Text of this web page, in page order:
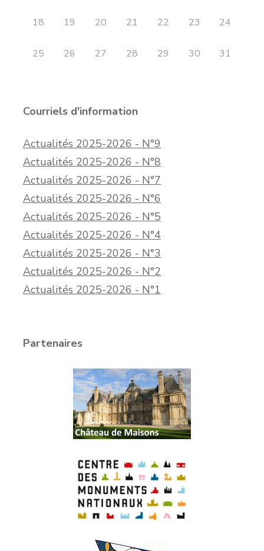
18 19 20 21 22 23 24
25 26 27 28 29 30 31
Courriels d'information
Actualités 2025-2026 - N°9
Actualités 2025-2026 - N°8
Actualités 2025-2026 - N°7
Actualités 2025-2026 - N°6
Actualités 2025-2026 - N°5
Actualités 2025-2026 - N°4
Actualités 2025-2026 - N°3
Actualités 2025-2026 - N°2
Actualités 2025-2026 - N°1
Partenaires